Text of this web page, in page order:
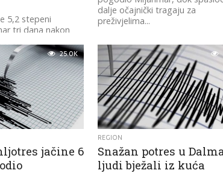
5,2 stepeni
tri dana nakon
dalje očajnički tragaju za
preživjelima...
25.0K
jačine 6
REGION
Snažan potres u
ljudi bježali iz kuća